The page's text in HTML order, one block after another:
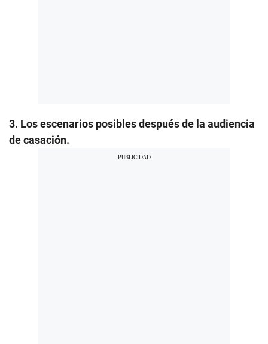
3. Los escenarios posibles después de la audiencia
de casación.